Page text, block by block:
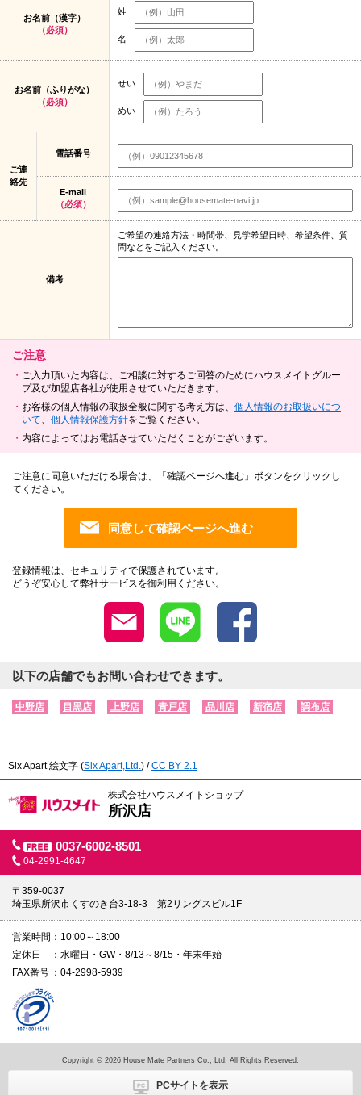
お名前（漢字）
（必須）
姓
名
お名前（ふりがな）
（必須）
せい
めい
ご連
絡先
電話番号
E-mail
（必須）
備考
ご希望の連絡方法・時間帯、見学希望日時、希望条件、質
問などをご記入ください。
ご注意
ご入力頂いた内容は、ご相談に対するご回答のためにハウスメイトグルー
プ及び加盟店各社が使用させていただきます。
お客様の個人情報の取扱全般に関する考え方は、 個人情報のお取扱いにつ
いて、 個人情報保護方針をご覧ください。
内容によってはお電話させていただくことがございます。
ご注意に同意いただける場合は、「確認ページへ進む」ボタンをクリックし
てください。
登録情報は、セキュリティで保護されています。
どうぞ安心して弊社サービスを御利用ください。
以下の店舗でもお問い合わせできます。
中野店 目黒店 上野店 青戸店 品川店 新宿店 調布店
Six Apart 絵文字 (Six Apart,Ltd.) /CC BY 2.1
株式会社ハウスメイトショップ
所沢店
0037-6002-8501
04-2991-4647
〒359-0037
埼玉県所沢市くすのき台3-18-3 第2リングスビル1F
営業時間
10:00～18:00
定休日
水曜日・GW・8/13～8/15・年末年始
FAX番号
04-2998-5939
Copyright © 2026 House Mate Partners Co., Ltd. All Rights Reserved.
PCサイトを表示